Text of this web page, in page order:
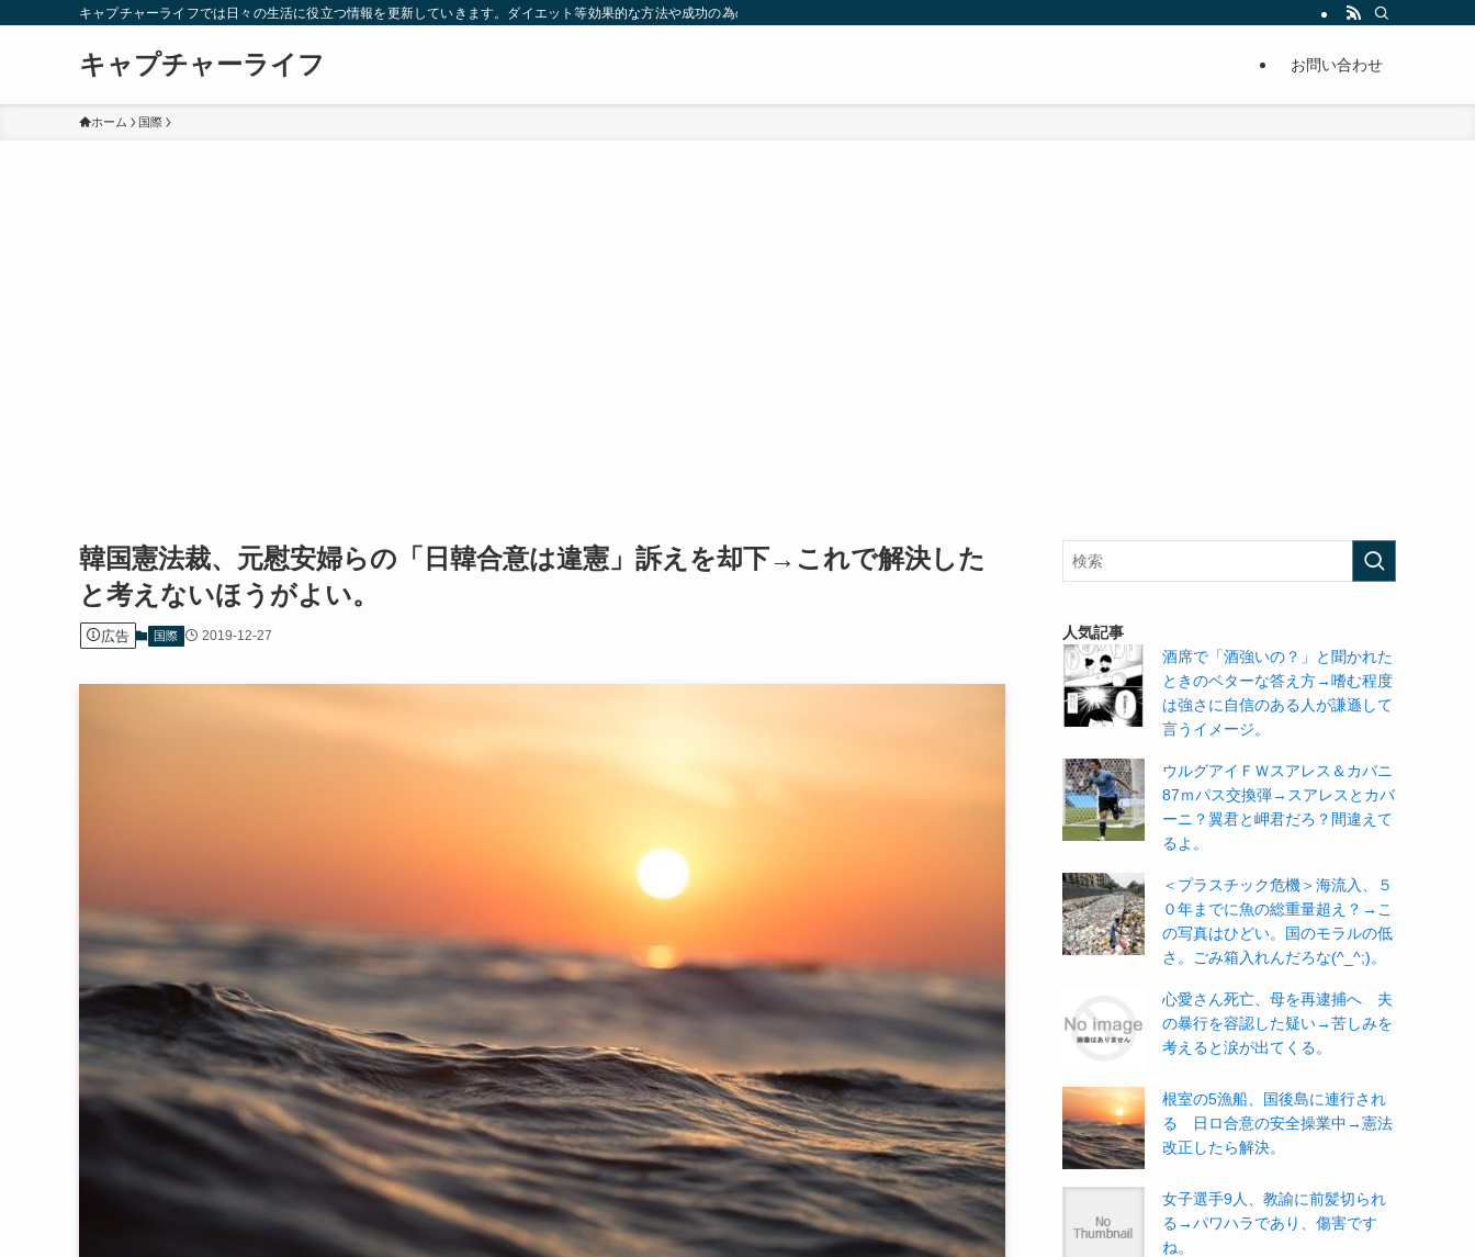
キャプチャーライフでは日々の生活に役立つ情報を更新していきます。ダイエット等効果的な方法や成功の為の秘訣等。太ったり悩んでいる方々が簡単に痩せることが出来るように分かりやすくまとめています。
キャプチャーライフ お問い合わせ
ホーム 国際
韓国憲法裁、元慰安婦らの「日韓合意は違憲」訴えを却下→これで解決した
と考えないほうがよい。
広告 国際 2019-12-27
人気記事
酒席で「酒強いの？」と聞かれた
ときのベターな答え方→嗜む程度
は強さに自信のある人が謙遜して
言うイメージ。
ウルグアイＦＷスアレス＆カバニ
87ｍパス交換弾→スアレスとカバ
ーニ？翼君と岬君だろ？間違えて
るよ。
＜プラスチック危機＞海流入、５
０年までに魚の総重量超え？→こ
の写真はひどい。国のモラルの低
さ。ごみ箱入れんだろな(^_^;)。
心愛さん死亡、母を再逮捕へ 夫
の暴行を容認した疑い→苦しみを
考えると涙が出てくる。
根室の5漁船、国後島に連行され
る 日ロ合意の安全操業中→憲法
改正したら解決。
女子選手9人、教諭に前髪切られ
る→パワハラであり、傷害です
ね。